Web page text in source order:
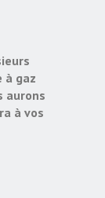
à gaz
aurons
à vos